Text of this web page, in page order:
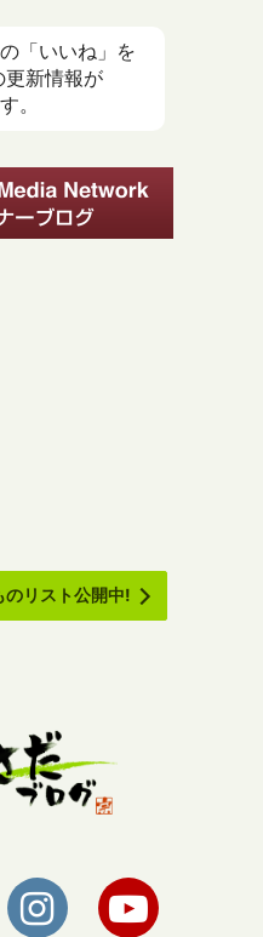
「いいね」を
更新情報が
。
のリスト公開中!